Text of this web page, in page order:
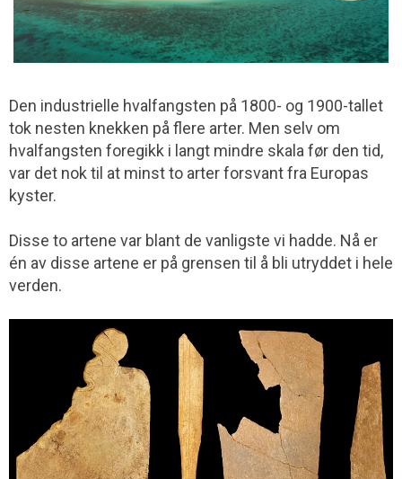
Den industrielle hvalfangsten på 1800- og 1900-tallet
tok nesten knekken på flere arter. Men selv om
hvalfangsten foregikk i langt mindre skala før den tid,
var det nok til at minst to arter forsvant fra Europas
kyster.
Disse to artene var blant de vanligste vi hadde. Nå er
én av disse artene er på grensen til å bli utryddet i hele
verden.